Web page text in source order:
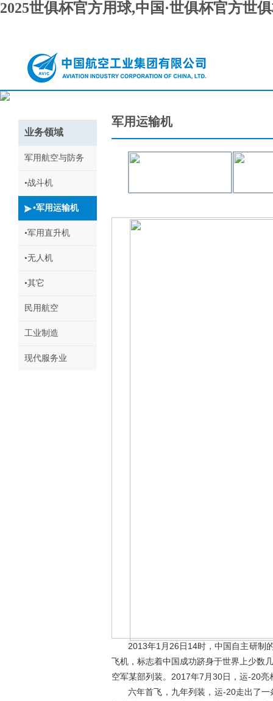
2025世俱杯官方用球,中国·世俱杯官方世
业务领域
军用航空与防务
•战斗机
•军用运输机
•军用直升机
•无人机
•其它
民用航空
工业制造
现代服务业
军用运输机
2013年1月26日14时，中国自主研制的
飞机，标志着中国成功跻身于世界上少数
空军某部列装。2017年7月30日，运-20
六年首飞，九年列装，运-20